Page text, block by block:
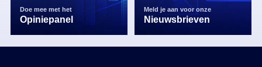
Doe mee met het
Opiniepanel
Meld je aan voor onze
Nieuwsbrieven